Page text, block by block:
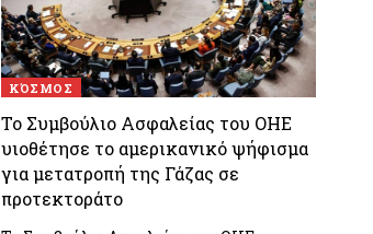
ΚΌΣΜΟΣ
Το Συμβούλιο Ασφαλείας του ΟΗΕ
υιοθέτησε το αμερικανικό ψήφισμα
για μετατροπή της Γάζας σε
προτεκτοράτο